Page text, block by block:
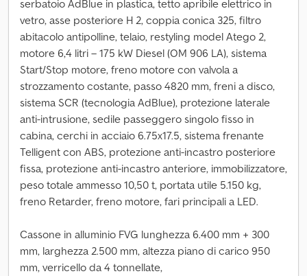
serbatoio AdBlue in plastica, tetto apribile elettrico in
vetro, asse posteriore H 2, coppia conica 325, filtro
abitacolo antipolline, telaio, restyling model Atego 2,
motore 6,4 litri – 175 kW Diesel (OM 906 LA), sistema
Start/Stop motore, freno motore con valvola a
strozzamento costante, passo 4820 mm, freni a disco,
sistema SCR (tecnologia AdBlue), protezione laterale
anti-intrusione, sedile passeggero singolo fisso in
cabina, cerchi in acciaio 6.75x17.5, sistema frenante
Telligent con ABS, protezione anti-incastro posteriore
fissa, protezione anti-incastro anteriore, immobilizzatore,
peso totale ammesso 10,50 t, portata utile 5.150 kg,
freno Retarder, freno motore, fari principali a LED.
Cassone in alluminio FVG lunghezza 6.400 mm + 300
mm, larghezza 2.500 mm, altezza piano di carico 950
mm, verricello da 4 tonnellate,